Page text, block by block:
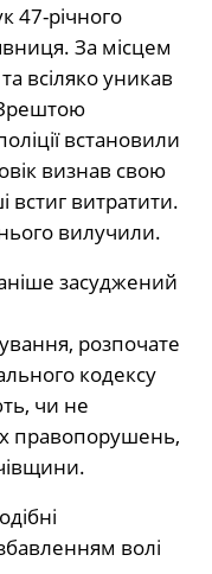
47-річного
За місцем
всіляко уникав
встановили
визнав свою
встиг витратити.
вилучили.
засуджений
розпочате
кодексу
чи не
правопорушень,
волі